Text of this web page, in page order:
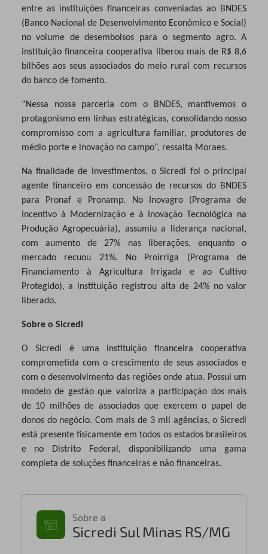
entre as instituições financeiras conveniadas ao BNDES
(Banco Nacional de Desenvolvimento Econômico e Social)
no volume de desembolsos para o segmento agro. A
instituição financeira cooperativa liberou mais de R$ 8,6
bilhões aos seus associados do meio rural com recursos
do banco de fomento.
“Nessa nossa parceria com o BNDES, mantivemos o
protagonismo em linhas estratégicas, consolidando nosso
compromisso com a agricultura familiar, produtores de
médio porte e inovação no campo”, ressalta Moraes.
Na finalidade de investimentos, o Sicredi foi o principal
agente financeiro em concessão de recursos do BNDES
para Pronaf e Pronamp. No Inovagro (Programa de
Incentivo à Modernização e à Inovação Tecnológica na
Produção Agropecuária), assumiu a liderança nacional,
com aumento de 27% nas liberações, enquanto o
mercado recuou 21%. No Proirriga (Programa de
Financiamento à Agricultura Irrigada e ao Cultivo
Protegido), a instituição registrou alta de 24% no valor
liberado.
Sobre o Sicredi
O Sicredi é uma instituição financeira cooperativa
comprometida com o crescimento de seus associados e
com o desenvolvimento das regiões onde atua. Possui um
modelo de gestão que valoriza a participação dos mais
de 10 milhões de associados que exercem o papel de
donos do negócio. Com mais de 3 mil agências, o Sicredi
está presente fisicamente em todos os estados brasileiros
e no Distrito Federal, disponibilizando uma gama
completa de soluções financeiras e não financeiras.
Sobre a
Sicredi Sul Minas RS/MG